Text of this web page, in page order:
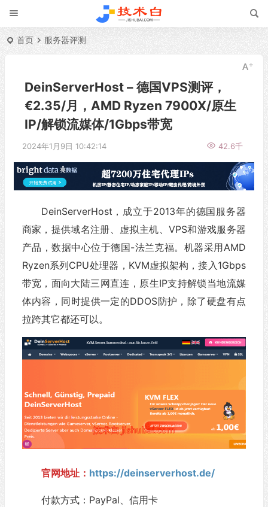
首页 服务器评测
DeinServerHost – 德国VPS测评，
€2.35/月，AMD Ryzen 7900X/原生
IP/解锁流媒体/1Gbps带宽
2024年1月9日 10:42:14 42.6千
DeinServerHost，成立于2013年的德国服务器
商家，提供域名注册、虚拟主机、VPS和游戏服务器
产品，数据中心位于德国-法兰克福。机器采用AMD
Ryzen系列CPU处理器，KVM虚拟架构，接入1Gbps
带宽，面向大陆三网直连，原生IP支持解锁当地流媒
体内容，同时提供一定的DDOS防护，除了硬盘有点
拉跨其它都还可以。
官网地址： https://deinserverhost.de/
付款方式：PayPal、信用卡